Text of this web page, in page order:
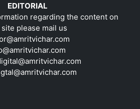
EDITORIAL
regarding the content on
please mail us